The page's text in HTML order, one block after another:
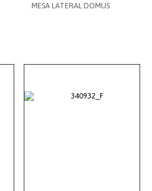
MESA LATERAL DOMUS